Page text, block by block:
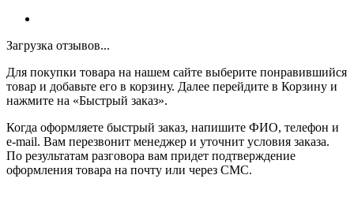
Загрузка отзывов...
Для покупки товара на нашем сайте выберите понравившийся
товар и добавьте его в корзину. Далее перейдите в Корзину и
нажмите на «Быстрый заказ».
Когда оформляете быстрый заказ, напишите ФИО, телефон и
e-mail. Вам перезвонит менеджер и уточнит условия заказа.
По результатам разговора вам придет подтверждение
оформления товара на почту или через СМС.